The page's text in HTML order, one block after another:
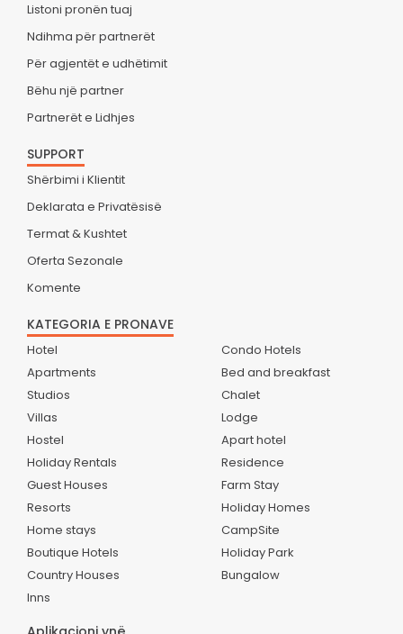
Listoni pronën tuaj
Ndihma për partnerët
Për agjentët e udhëtimit
Bëhu një partner
Partnerët e Lidhjes
SUPPORT
Shërbimi i Klientit
Deklarata e Privatësisë
Termat & Kushtet
Oferta Sezonale
Komente
KATEGORIA E PRONAVE
Hotel
Apartments
Studios
Villas
Hostel
Holiday Rentals
Guest Houses
Resorts
Home stays
Boutique Hotels
Country Houses
Inns
Condo Hotels
Bed and breakfast
Chalet
Lodge
Apart hotel
Residence
Farm Stay
Holiday Homes
CampSite
Holiday Park
Bungalow